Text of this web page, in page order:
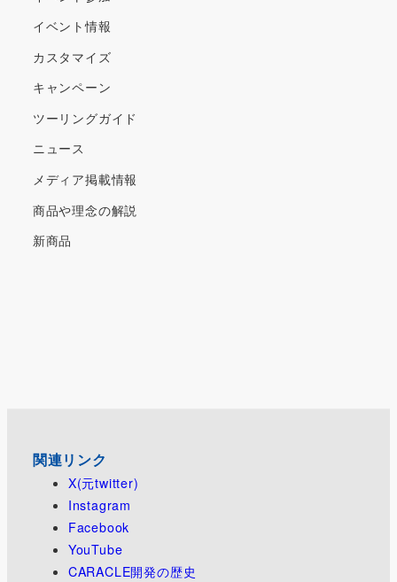
イベント情報
カスタマイズ
キャンペーン
ツーリングガイド
ニュース
メディア掲載情報
商品や理念の解説
新商品
関連リンク
X(元twitter)
Instagram
Facebook
YouTube
CARACLE開発の歴史